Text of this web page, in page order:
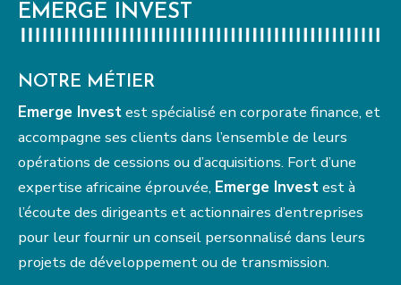
EMERGE INVEST
NOTRE MÉTIER
Emerge Investest spécialisé en corporate finance, et
accompagne ses clients dans l’ensemble de leurs
opérations de cessions ou d’acquisitions. Fort d’une
expertise africaine éprouvée, Emerge Investest à
l’écoute des dirigeants et actionnaires d’entreprises
pour leur fournir un conseil personnalisé dans leurs
projets de développement ou de transmission.